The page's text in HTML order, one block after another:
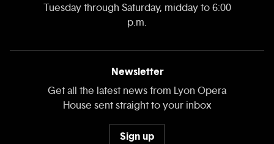
Tuesday through Saturday, midday to 6:00
p.m.
Newsletter
Get all the latest news from Lyon Opera
House sent straight to your inbox
Sign up